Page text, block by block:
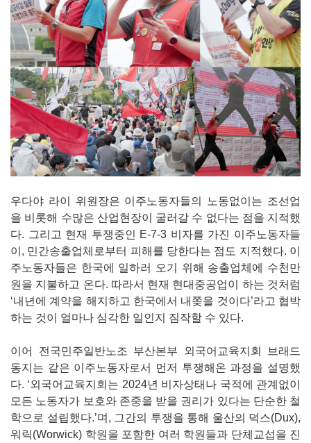
우다야 라이 위원장은 이주노동자들의 노동없이는 조선업
을 비롯해 수많은 산업현장이 굴러갈 수 없다는 점을 지적했
다. 그리고 현재 투쟁중인 E-7-3 비자를 가진 이주노동자들
이, 민간송출업체로부터 피해를 당한다는 점도 지적했다. 이
주노동자들은 한국에 일하러 오기 위해 송출업체에 수천만
원을 지불하고 온다. 따라서 현재 현대중공업이 하는 것처럼
‘내년에 계약을 해지하고 한국에서 내쫒을 것이다’라고 협박
하는 것이 얼마나 심각한 일인지 짐작할 수 있다.
이어 전국민주일반노조 부산본부 외국어교육지회 브래드
동지는 같은 이주노동자로서 먼저 투쟁해온 과정을 설명했
다. ‘외국어교육지회는 2024년 비자상태나 국적에 관계없이
모든 노동자가 보호와 존중을 받을 권리가 있다는 단순한 철
학으로 설립했다.’며, 그간의 투쟁을 통해 울산의 덕스(Dux),
워릭(Worwick) 학원을 포함한 여러 학원들과 단체교섭을 진